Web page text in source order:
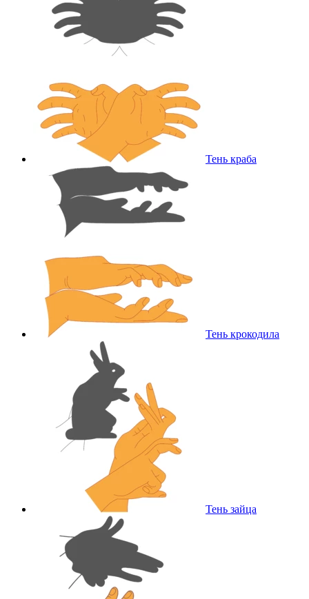
Тень краба
Тень крокодила
Тень зайца